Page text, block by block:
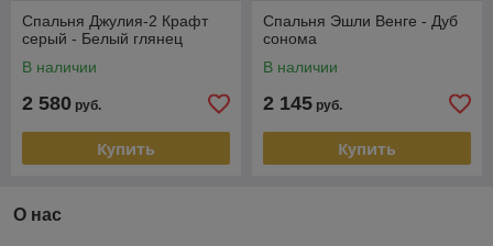
Спальня Джулия-2 Крафт
серый - Белый глянец
В наличии
2 580 руб.
Купить
Спальня Эшли Венге - Дуб
сонома
В наличии
2 145 руб.
Купить
О нас